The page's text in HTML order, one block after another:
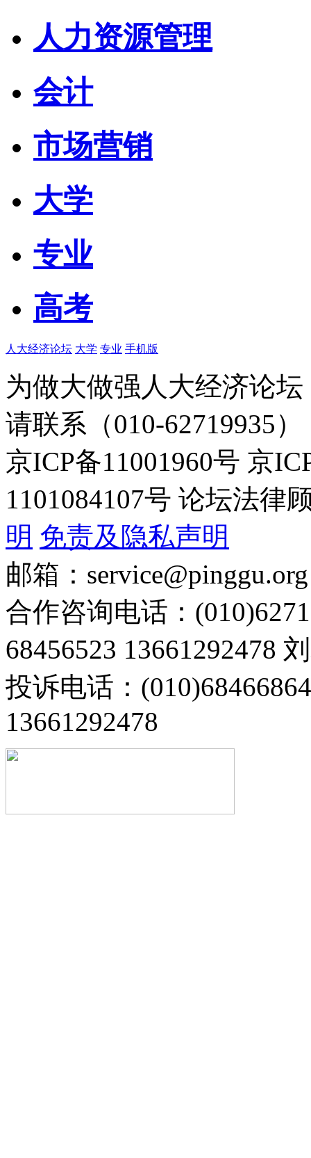
人力资源管理
会计
市场营销
大学
专业
高考
人大经济论坛 大学 专业 手机版
为做大做强人大经济论
请联系（010-62719935）
京ICP备11001960号 京
1101084107号 论坛法律
明 免责及隐私声明
邮箱：service@pinggu.org
合作咨询电话：
68456523 13661292478
投诉电话：
13661292478